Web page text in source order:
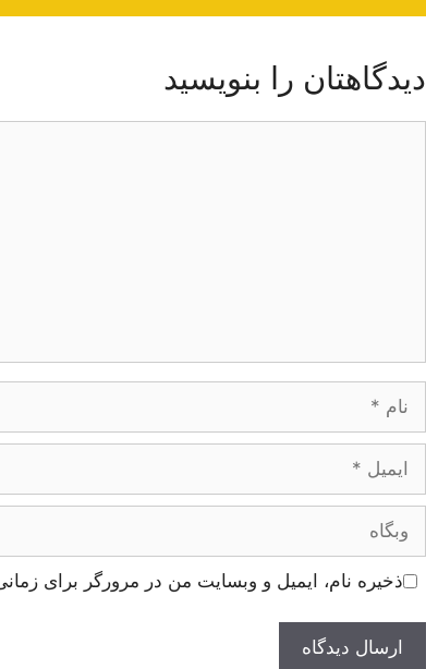
دیدگاهتان را بنویسید
وبگاه
ذخیره نام، ایمیل و وبسایت من در مرورگر برای